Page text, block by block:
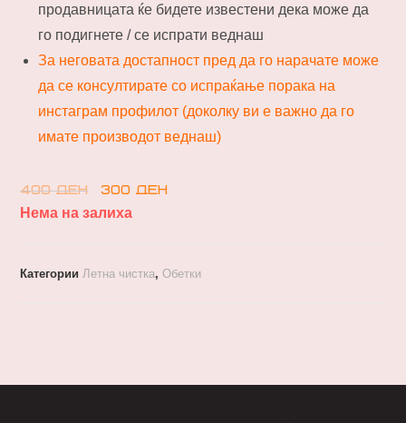
продавницата ќе бидете известени дека може да
го подигнете / се испрати веднаш
За неговата достапност пред да го нарачате може
да се консултирате со испраќање порака на
инстаграм профилот (доколку ви е важно да го
имате производот веднаш)
400ден 300ден
Нема на залиха
Категории Летна чистка,Обетки